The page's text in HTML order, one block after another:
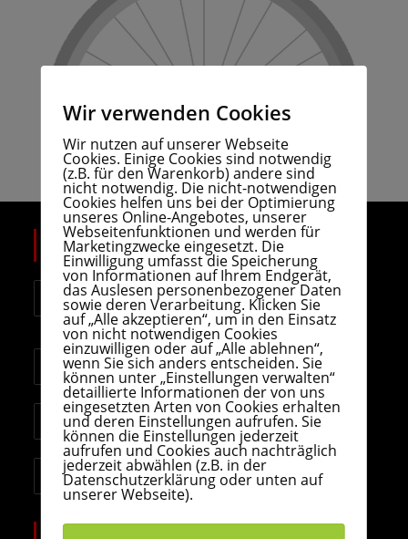
KONTAKT
Anschrift:
Berghausener Straße 1, 40764 Langenfeld-
Richrath
Telefon:
+49 (0)2173 71764
Email:
info@zweirad-kleefisch.de
Website:
www.zweirad-kleefisch.de
Wir verwenden Cookies
Wir nutzen auf unserer Webseite
Cookies. Einige Cookies sind notwendig
(z.B. für den Warenkorb) andere sind
nicht notwendig. Die nicht-notwendigen
Cookies helfen uns bei der Optimierung
unseres Online-Angebotes, unserer
Webseitenfunktionen und werden für
Marketingzwecke eingesetzt. Die
Einwilligung umfasst die Speicherung
von Informationen auf Ihrem Endgerät,
das Auslesen personenbezogener Daten
sowie deren Verarbeitung. Klicken Sie
auf „Alle akzeptieren“, um in den Einsatz
von nicht notwendigen Cookies
einzuwilligen oder auf „Alle ablehnen“,
wenn Sie sich anders entscheiden. Sie
können unter „Einstellungen verwalten“
detaillierte Informationen der von uns
eingesetzten Arten von Cookies erhalten
und deren Einstellungen aufrufen. Sie
können die Einstellungen jederzeit
aufrufen und Cookies auch nachträglich
jederzeit abwählen (z.B. in der
Datenschutzerklärung oder unten auf
unserer Webseite).